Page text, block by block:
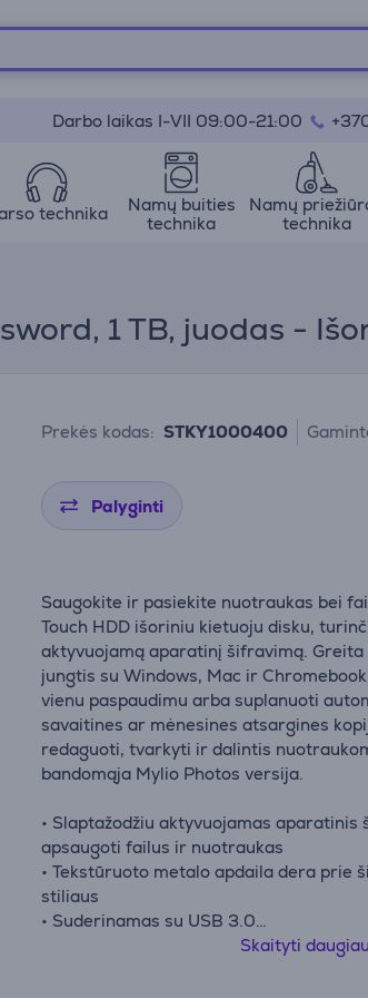
Darbo laikas I-VII 09:00-21:00
technika
Namų buities
technika
Namų
technika
1 TB, juodas -
Prekės kodas: STKY1000400
Palyginti
Saugokite ir pasiekite nuotraukas bei
Touch HDD išoriniu kietuoju disku,
aktyvuojamą aparatinį šifravimą. Greita
jungtis su Windows, Mac ir
vienu paspaudimu arba suplanuoti
savaitines ar mėnesines atsargines
redaguoti, tvarkyti ir dalintis
bandomąja Mylio Photos versija.
• Slaptažodžiu aktyvuojamas aparatinis
apsaugoti failus ir nuotraukas
• Tekstūruoto metalo apdaila dera prie
stiliaus
• Suderinamas su USB 3.0
• Maitinamas per USB 3.0 jungtį –
Skaityti daugiau